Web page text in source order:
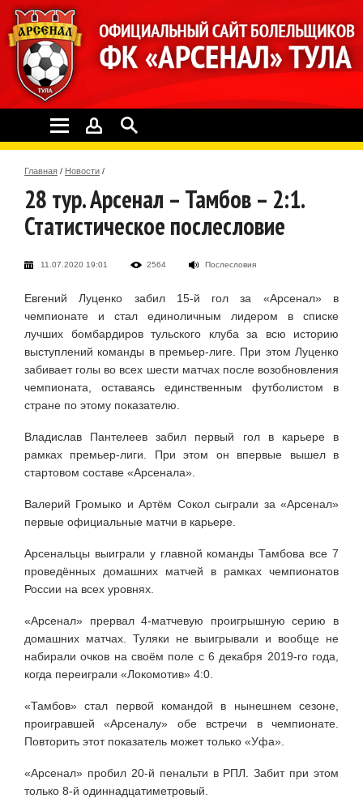
Главная / Новости /
28 тур. Арсенал – Тамбов – 2:1.
Статистическое послесловие
11.07.2020 19:01 2564 Послесловия
Евгений Луценко забил 15-й гол за «Арсенал» в
чемпионате и стал единоличным лидером в списке
лучших бомбардиров тульского клуба за всю историю
выступлений команды в премьер-лиге. При этом Луценко
забивает голы во всех шести матчах после возобновления
чемпионата, оставаясь единственным футболистом в
стране по этому показателю.
Владислав Пантелеев забил первый гол в карьере в
рамках премьер-лиги. При этом он впервые вышел в
стартовом составе «Арсенала».
Валерий Громыко и Артём Сокол сыграли за «Арсенал»
первые официальные матчи в карьере.
Арсенальцы выиграли у главной команды Тамбова все 7
проведённых домашних матчей в рамках чемпионатов
России на всех уровнях.
«Арсенал» прервал 4-матчевую проигрышную серию в
домашних матчах. Туляки не выигрывали и вообще не
набирали очков на своём поле с 6 декабря 2019-го года,
когда переиграли «Локомотив» 4:0.
«Тамбов» стал первой командой в нынешнем сезоне,
проигравшей «Арсеналу» обе встречи в чемпионате.
Повторить этот показатель может только «Уфа».
«Арсенал» пробил 20-й пенальти в РПЛ. Забит при этом
только 8-й одиннадцатиметровый.